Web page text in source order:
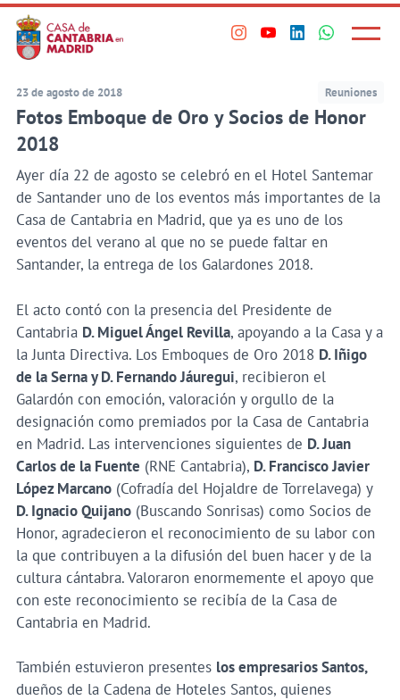
Saltar
al
contenido
principal
Visita
en
VisitaVisita
perfil
en
Visita
perfil
en
Principal
Menú
23 de agosto de 2018 Reuniones
Fotos Emboque de Oro y Socios de Honor
2018
Ayer día 22 de agosto se celebró en el Hotel Santemar
de Santander uno de los eventos más importantes de la
Casa de Cantabria en Madrid, que ya es uno de los
eventos del verano al que no se puede faltar en
Santander, la entrega de los Galardones 2018.
El acto contó con la presencia del Presidente de
Cantabria D. Miguel Ángel Revilla, apoyando a la Casa y a
la Junta Directiva. Los Emboques de Oro 2018 D. Iñigo
de la Serna y D. Fernando Jáuregui, recibieron el
Galardón con emoción, valoración y orgullo de la
designación como premiados por la Casa de Cantabria
en Madrid. Las intervenciones siguientes de D. Juan
Carlos de la Fuente (RNE Cantabria), D. Francisco Javier
López Marcano(Cofradía del Hojaldre de Torrelavega) y
D. Ignacio Quijano(Buscando Sonrisas) como Socios de
Honor, agradecieron el reconocimiento de su labor con
la que contribuyen a la difusión del buen hacer y de la
cultura cántabra. Valoraron enormemente el apoyo que
con este reconocimiento se recibía de la Casa de
Cantabria en Madrid.
También estuvieron presentes los empresarios Santos,
dueños de la Cadena de Hoteles Santos, quienes